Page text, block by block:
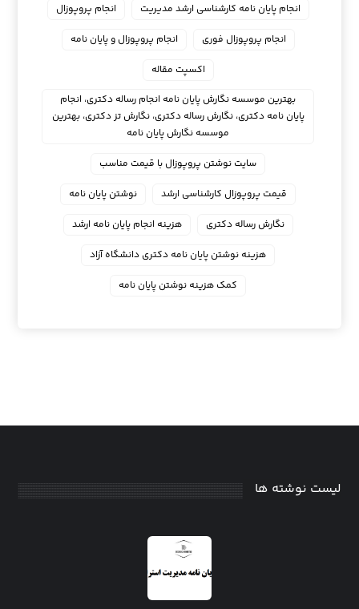
انجام پایان نامه کارشناسی ارشد مدیریت
انجام پروپوزال
انجام پروپوزال فوری
انجام پروپوزال و پایان نامه
اکسپت مقاله
بهترین موسسه نگارش پایان نامه انجام رساله دکتری، انجام
پایان نامه دکتری، نگارش رساله دکتری، نگارش تز دکتری، بهترین
موسسه نگارش پایان نامه
سایت نوشتن پروپوزال با قیمت مناسب
قیمت پروپوزال کارشناسی ارشد
نوشتن پایان نامه
نگارش رساله دکتری
هزینه انجام پایان نامه ارشد
هزینه نوشتن پایان نامه دکتری دانشگاه آزاد
کمک هزینه نوشتن پایان نامه
لیست نوشته ها